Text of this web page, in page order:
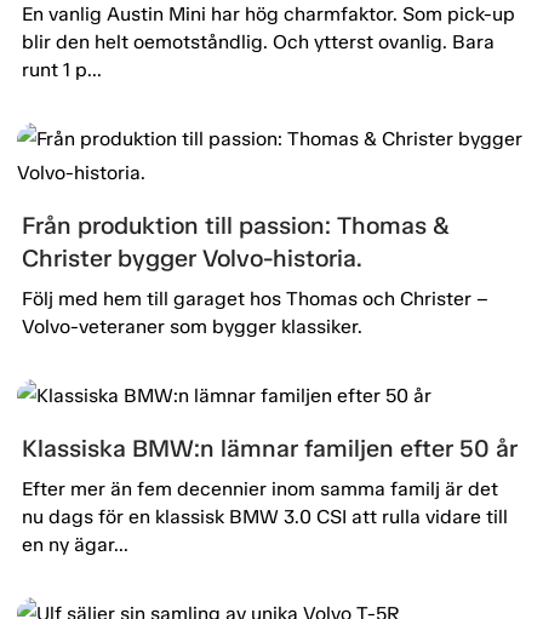
En vanlig Austin Mini har hög charmfaktor. Som pick-up
blir den helt oemotståndlig. Och ytterst ovanlig. Bara
runt 1 p...
Från produktion till passion: Thomas &
Christer bygger Volvo-historia.
Följ med hem till garaget hos Thomas och Christer –
Volvo-veteraner som bygger klassiker.
Klassiska BMW:n lämnar familjen efter 50 år
Efter mer än fem decennier inom samma familj är det
nu dags för en klassisk BMW 3.0 CSI att rulla vidare till
en ny ägar...